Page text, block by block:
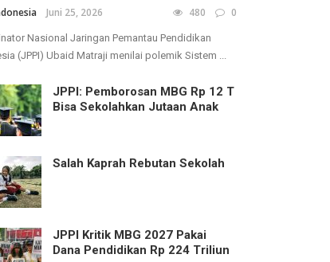
Juni 25, 2026 480 0
Nasional Jaringan Pemantau Pendidikan
(JPPI) Ubaid Matraji menilai polemik Sistem ...
JPPI: Pemborosan MBG Rp 12 T
Bisa Sekolahkan Jutaan Anak
Salah Kaprah Rebutan Sekolah
JPPI Kritik MBG 2027 Pakai
Dana Pendidikan Rp 224 Triliun